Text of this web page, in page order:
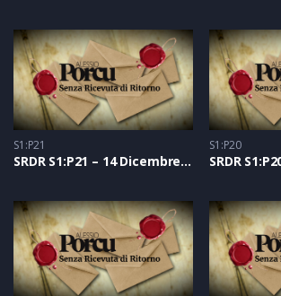
S1:P21
SRDR S1:P21 – 14 Dicembre 2020
S1:P20